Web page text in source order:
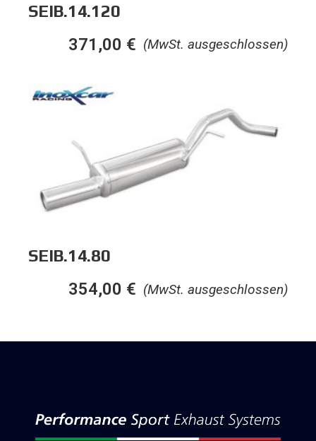
SEIB.14.120
(MwSt. ausgeschlossen)
371,00 €
SEIB.14.80
(MwSt. ausgeschlossen)
354,00 €